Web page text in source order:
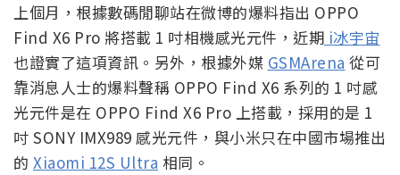
上個月，根據數碼閒聊站在微博的爆料指出 OPPO
Find X6 Pro 將搭載 1 吋相機感光元件，近期 i冰宇宙
也證實了這項資訊。另外，根據外媒 GSMArena 從可
靠消息人士的爆料聲稱 OPPO Find X6 系列的 1 吋感
光元件是在 OPPO Find X6 Pro 上搭載，採用的是 1
吋 SONY IMX989 感光元件，與小米只在中國市場推出
的 Xiaomi 12S Ultra 相同。